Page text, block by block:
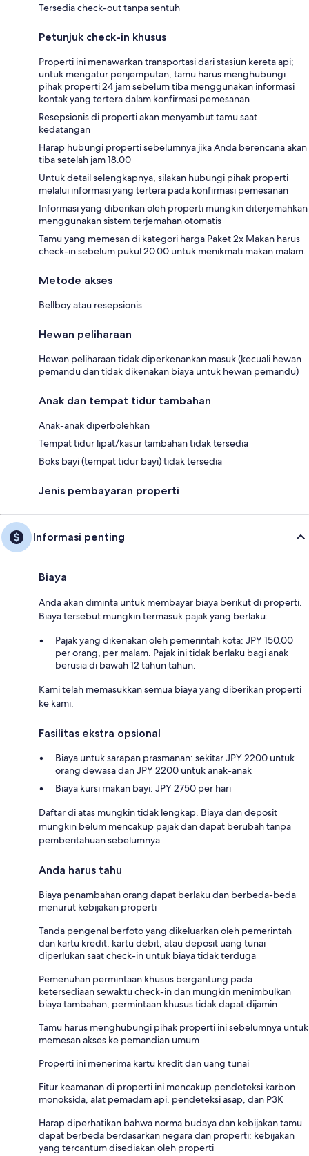
Tersedia check-out tanpa sentuh
Petunjuk check-in khusus
Properti ini menawarkan transportasi dari stasiun kereta api;
untuk mengatur penjemputan, tamu harus menghubungi
pihak properti 24 jam sebelum tiba menggunakan informasi
kontak yang tertera dalam konfirmasi pemesanan
Resepsionis di properti akan menyambut tamu saat
kedatangan
Harap hubungi properti sebelumnya jika Anda berencana akan
tiba setelah jam 18.00
Untuk detail selengkapnya, silakan hubungi pihak properti
melalui informasi yang tertera pada konfirmasi pemesanan
Informasi yang diberikan oleh properti mungkin diterjemahkan
menggunakan sistem terjemahan otomatis
Tamu yang memesan di kategori harga Paket 2x Makan harus
check-in sebelum pukul 20.00 untuk menikmati makan malam.
Metode akses
Bellboy atau resepsionis
Hewan peliharaan
Hewan peliharaan tidak diperkenankan masuk (kecuali hewan
pemandu dan tidak dikenakan biaya untuk hewan pemandu)
Anak dan tempat tidur tambahan
Anak-anak diperbolehkan
Tempat tidur lipat/kasur tambahan tidak tersedia
Boks bayi (tempat tidur bayi) tidak tersedia
Jenis pembayaran properti
Informasi penting
Biaya
Anda akan diminta untuk membayar biaya berikut di properti.
Biaya tersebut mungkin termasuk pajak yang berlaku:
Pajak yang dikenakan oleh pemerintah kota: JPY 150.00
per orang, per malam. Pajak ini tidak berlaku bagi anak
berusia di bawah 12 tahun tahun.
Kami telah memasukkan semua biaya yang diberikan properti
ke kami.
Fasilitas ekstra opsional
Biaya untuk sarapan prasmanan: sekitar JPY 2200 untuk
orang dewasa dan JPY 2200 untuk anak-anak
Biaya kursi makan bayi: JPY 2750 per hari
Daftar di atas mungkin tidak lengkap. Biaya dan deposit
mungkin belum mencakup pajak dan dapat berubah tanpa
pemberitahuan sebelumnya.
Anda harus tahu
Biaya penambahan orang dapat berlaku dan berbeda-beda
menurut kebijakan properti
Tanda pengenal berfoto yang dikeluarkan oleh pemerintah
dan kartu kredit, kartu debit, atau deposit uang tunai
diperlukan saat check-in untuk biaya tidak terduga
Pemenuhan permintaan khusus bergantung pada
ketersediaan sewaktu check-in dan mungkin menimbulkan
biaya tambahan; permintaan khusus tidak dapat dijamin
Tamu harus menghubungi pihak properti ini sebelumnya untuk
memesan akses ke pemandian umum
Properti ini menerima kartu kredit dan uang tunai
Fitur keamanan di properti ini mencakup pendeteksi karbon
monoksida, alat pemadam api, pendeteksi asap, dan P3K
Harap diperhatikan bahwa norma budaya dan kebijakan tamu
dapat berbeda berdasarkan negara dan properti; kebijakan
yang tercantum disediakan oleh properti